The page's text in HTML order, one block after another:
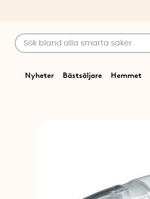
Nyheter Bästsäljare Hemmet